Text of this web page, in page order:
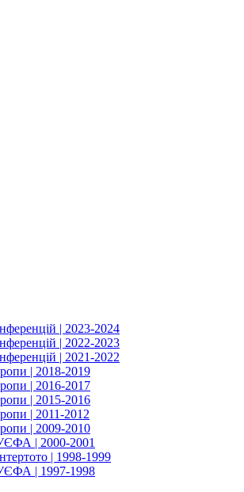
| 2023-2024
| 2022-2023
| 2021-2022
| 2018-2019
| 2016-2017
| 2015-2016
| 2011-2012
| 2009-2010
| 2000-2001
| 1998-1999
| 1997-1998